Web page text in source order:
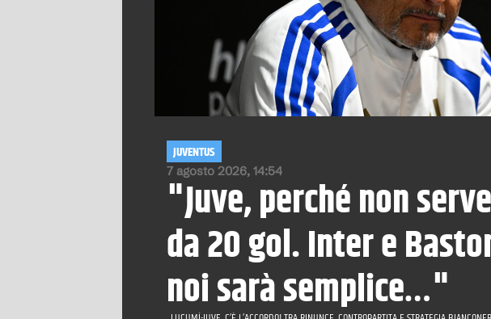
7 agosto 2026, 14:54
JUVENTUS
"Juve, perché non
da 20 gol. Inter e
noi sarà semplice…"